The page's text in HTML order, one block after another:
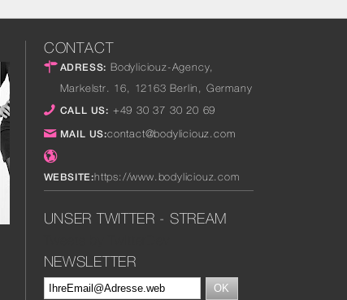
CONTACT
ADRESS: Bodyliciouz-Agency,
Markelstr. 16, 12163 Berlin , Germany
CALL US: +49 30 37 30 20 69
MAIL US:contact@bodyliciouz.com
WEBSITE:https://www.bodyliciouz.com
UNSER TWITTER - STREAM
NEWSLETTER